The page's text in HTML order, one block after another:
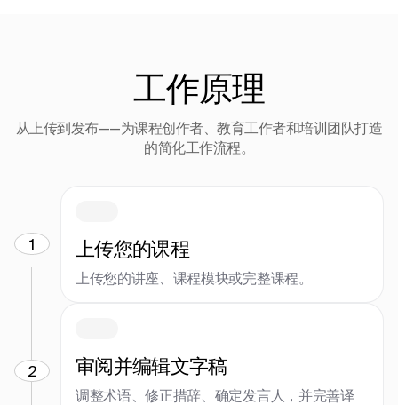
工作原理
从上传到发布——为课程创作者、教育工作者和培训团队打造
的简化工作流程。
1 上传您的课程
上传您的讲座、课程模块或完整课程。
2 审阅并编辑文字稿
调整术语、修正措辞、确定发言人，并完善译